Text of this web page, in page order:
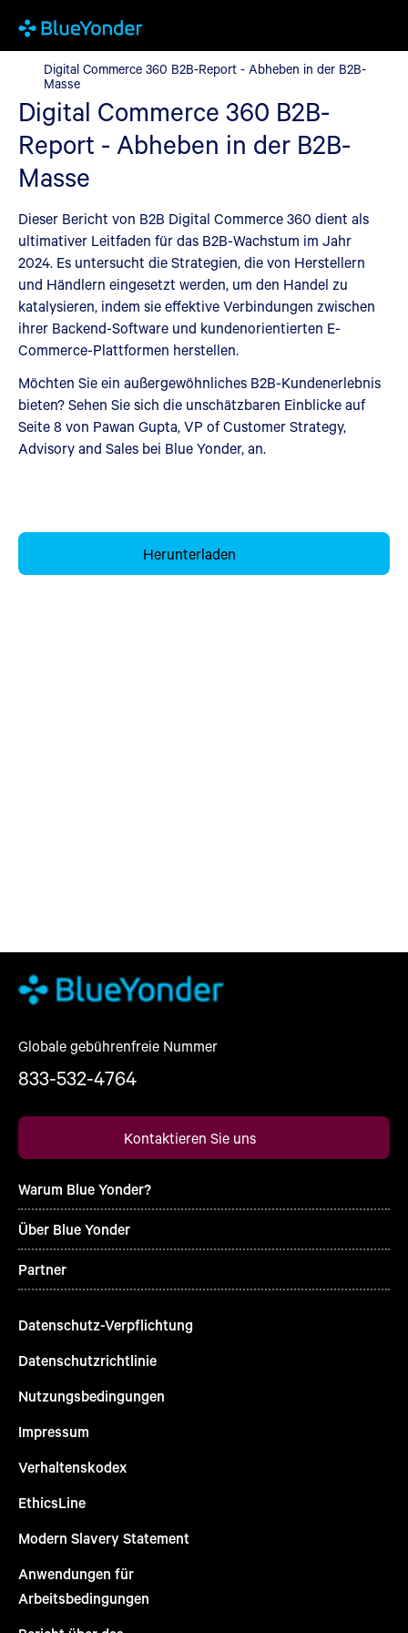
Digital Commerce 360 B2B-Report - Abheben in der B2B-Masse
Digital Commerce 360 B2B-Report - Abheben in der B2B-
Masse
Digital Commerce 360 B2B-
Report - Abheben in der B2B-
Masse
Dieser Bericht von B2B Digital Commerce 360 dient als
ultimativer Leitfaden für das B2B-Wachstum im Jahr
2024. Es untersucht die Strategien, die von Herstellern
und Händlern eingesetzt werden, um den Handel zu
katalysieren, indem sie effektive Verbindungen zwischen
ihrer Backend-Software und kundenorientierten E-
Commerce-Plattformen herstellen.
Möchten Sie ein außergewöhnliches B2B-Kundenerlebnis
bieten? Sehen Sie sich die unschätzbaren Einblicke auf
Seite 8 von Pawan Gupta, VP of Customer Strategy,
Advisory and Sales bei Blue Yonder, an.
Herunterladen
Globale gebührenfreie Nummer
833-532-4764
Kontaktieren Sie uns
Warum Blue Yonder?
Über Blue Yonder
Partner
Datenschutz-Verpflichtung
Datenschutzrichtlinie
Nutzungsbedingungen
Impressum
Verhaltenskodex
EthicsLine
Modern Slavery Statement
Anwendungen für
Arbeitsbedingungen